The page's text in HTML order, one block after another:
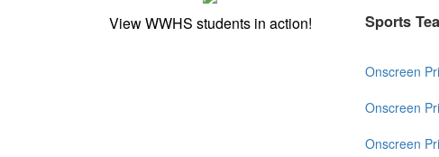
Sports
Onscreen
Onscreen
Onscreen
View WWHS students in action!